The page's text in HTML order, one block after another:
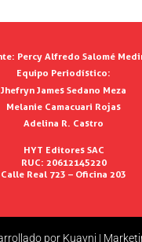
Percy Alfredo Salomé
Equipo Periodístico:
Jhefryn James Sedano Meza
Melanie Camacuari Rojas
Adelina R. Castro
HYT Editores SAC
RUC: 20612145220
Calle Real 723 – Oficina 203
por Kuayni |